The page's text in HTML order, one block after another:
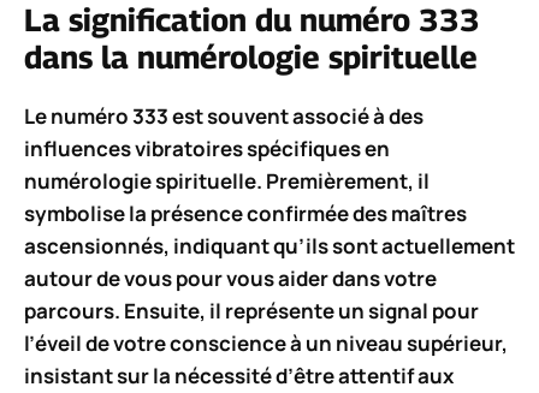
La signification du numéro 333
dans la numérologie spirituelle
Le numéro333est souvent associé à des
influences vibratoires spécifiques en
numérologie spirituelle. Premièrement, il
symbolise la présenceconfirmée des maîtres
ascensionnés, indiquant qu’ils sont actuellement
autour de vous pour vous aider dans votre
parcours. Ensuite, il représente un signal pour
l’éveil de votre conscience à un niveau supérieur,
insistant sur la nécessité d’être attentif aux